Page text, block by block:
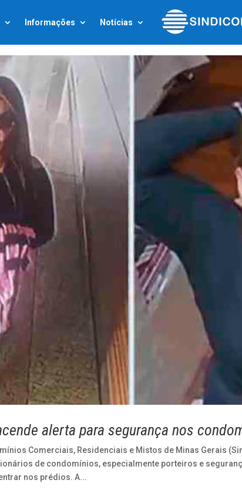
Informações Notícias
alerta para segurança nos
Comerciais, Residenciais e Mistos de Minas Gerais
de condomínios, especialmente porteiros e
nos prédios. A...